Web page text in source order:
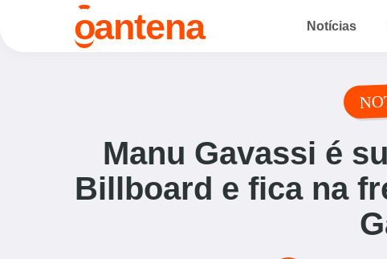
oantena Notícias
Manu Gavassi é
Billboard e fica na